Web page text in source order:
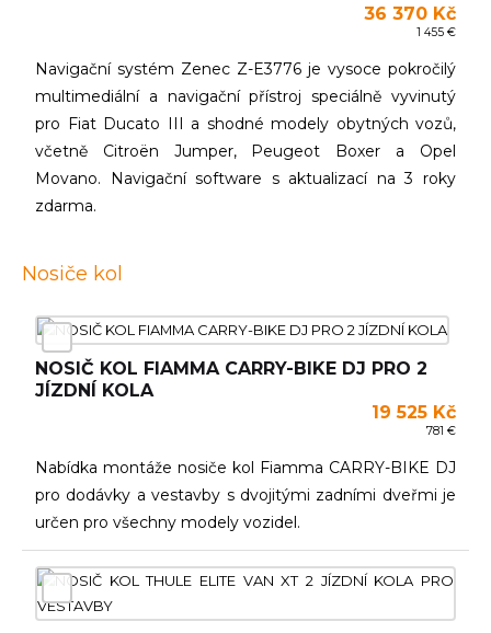
36 370 Kč
1 455 €
Navigační systém Zenec Z-E3776 je vysoce pokročilý
multimediální a navigační přístroj speciálně vyvinutý
pro Fiat Ducato III a shodné modely obytných vozů,
včetně Citroën Jumper, Peugeot Boxer a Opel
Movano. Navigační software s aktualizací na 3 roky
zdarma.
Nosiče kol
NOSIČ KOL FIAMMA CARRY-BIKE DJ PRO 2
JÍZDNÍ KOLA
19 525 Kč
781 €
Nabídka montáže nosiče kol Fiamma CARRY-BIKE DJ
pro dodávky a vestavby s dvojitými zadními dveřmi je
určen pro všechny modely vozidel.